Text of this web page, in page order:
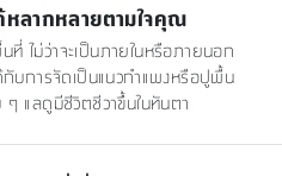
หลากหลายตามใจคุณ
ที่ ไม่ว่าจะเป็นภายในหรือภายนอก
กับการจัดเป็นแนวกำแพงหรือปูพื้น
แลดูมีชีวิตชีวาขึ้นในทันตา